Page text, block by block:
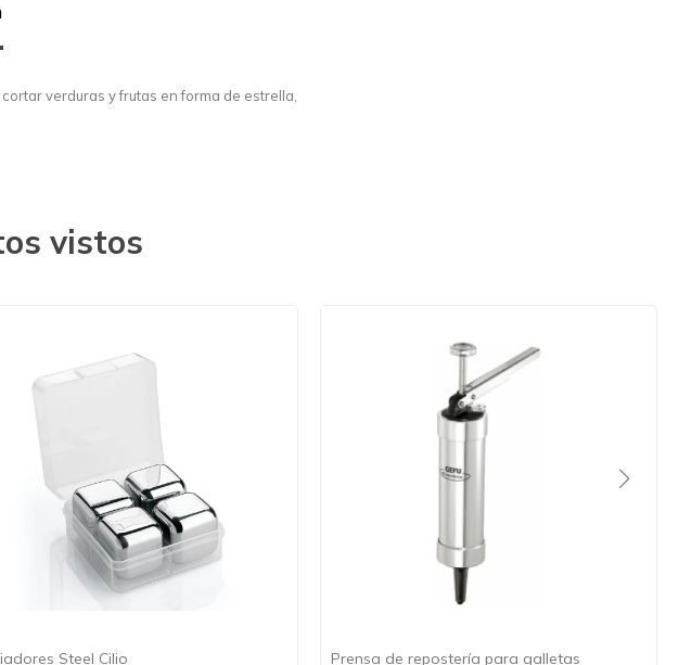
verduras y frutas en forma de estrella,
vistos
Steel Cilio
Prensa de repostería para galletas